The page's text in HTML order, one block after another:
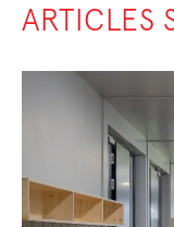
ARTICLES